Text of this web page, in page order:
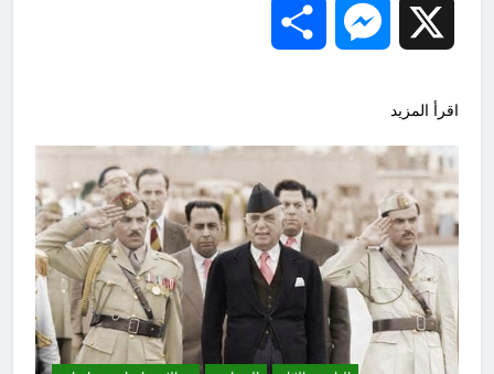
Messenger
اقرأ المزيد